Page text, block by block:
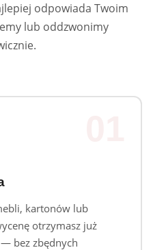
odpowiada Twoim
lub oddzwonimy
kartonów lub
otrzymasz już
bez zbędnych